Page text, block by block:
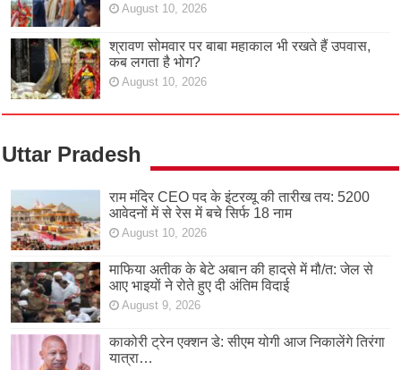
August 10, 2026
श्रावण सोमवार पर बाबा महाकाल भी रखते हैं उपवास,
कब लगता है भोग?
August 10, 2026
Uttar Pradesh
राम मंदिर CEO पद के इंटरव्यू की तारीख तय: 5200
आवेदनों में से रेस में बचे सिर्फ 18 नाम
August 10, 2026
माफिया अतीक के बेटे अबान की हादसे में मौ/त: जेल से
आए भाइयों ने रोते हुए दी अंतिम विदाई
August 9, 2026
काकोरी ट्रेन एक्शन डे: सीएम योगी आज निकालेंगे तिरंगा
यात्रा…